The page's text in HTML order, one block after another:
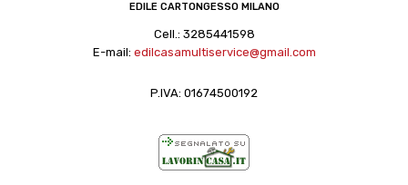
EDILE CARTONGESSO MILANO
Cell.: 3285441598
E-mail: edilcasamultiservice@gmail.com
P.IVA: 01674500192